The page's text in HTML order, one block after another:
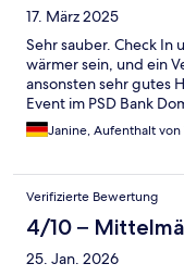
17. März 2025
Sehr sauber. Check In
wärmer sein, und ein
ansonsten sehr gutes
Event im PSD Bank
Janine, Aufenthalt von
Verifizierte Bewertung
4/10 –
25. Jan. 2026